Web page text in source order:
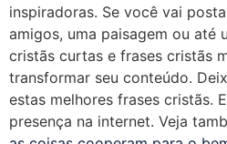
inspiradoras. Se você vai
amigos, uma paisagem ou até
cristãs curtas e frases cristãs
transformar seu conteúdo.
estas melhores frases cristãs.
presença na internet. Veja